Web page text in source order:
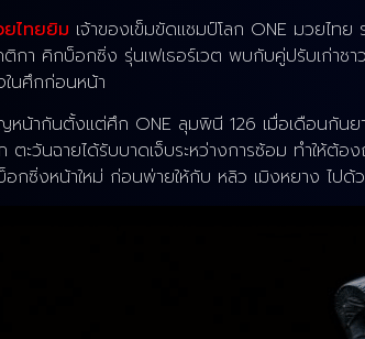
ยไทยยิม เจ้าของเข็มขัดแชมป์โลก ONE มวยไท
ติกา คิกบ็อกซิ่ง รุ่นเฟเธอร์เวต พบกับคู่ปรับเก่าชา
ในศึกก่อนหน้า
หน้ากันตั้งแต่ศึก ONE ลุมพินี 126 เมื่อเดือนกัน
ตะวันฉายได้รับบาดเจ็บระหว่างการซ้อม ทำให้ต้
กซิ่งหน้าใหม่ ก่อนพ่ายให้กับ หลิว เมิงหยาง ไปด้